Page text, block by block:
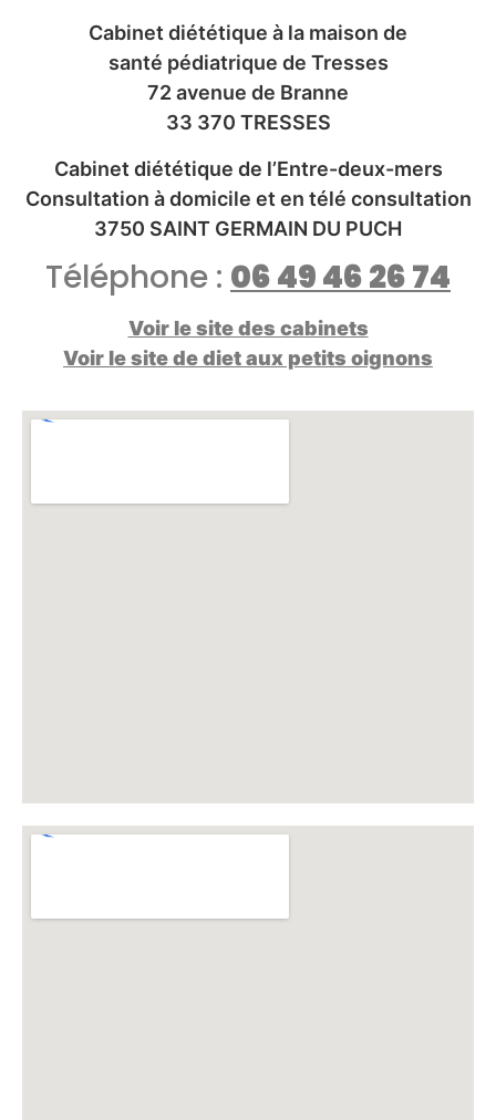
Cabinet diététique à la maison de
santé pédiatrique de Tresses
72 avenue de Branne
33 370 TRESSES
Cabinet diététique de l’Entre-deux-mers
Consultation à domicile et en télé consultation
3750 SAINT GERMAIN DU PUCH
Téléphone : 06 49 46 26 74
Voir le site des cabinets
Voir le site de diet aux petits oignons